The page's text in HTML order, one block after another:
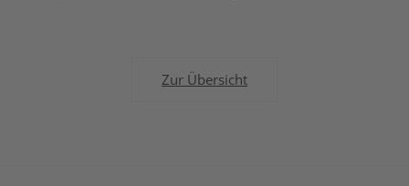
Zur Übersicht